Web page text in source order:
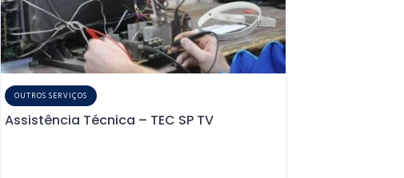
OUTROS SERVIÇOS
Assistência Técnica – TEC SP TV